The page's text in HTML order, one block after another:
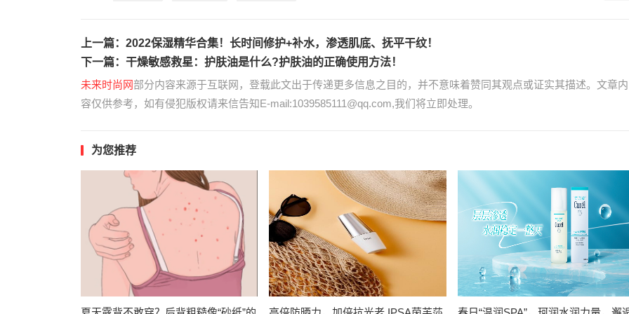
上一篇： 2022保湿精华合集！长时间修护+补水，渗透肌底、抚平干纹！
下一篇： 干燥敏感救星：护肤油是什么?护肤油的正确使用方法！
未来时尚网部分内容来源于互联网，登载此文出于传递更多信息之目的，并不意味着赞同其观点或证实其描述。文章内
容仅供参考，如有侵犯版权请来信告知E-mail:1039585111@qq.com,我们将立即处理。
为您推荐